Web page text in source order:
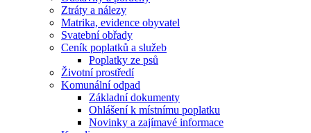
Ztráty a nálezy
Matrika, evidence obyvatel
Svatební obřady
Ceník poplatků a služeb
Poplatky ze psů
Životní prostředí
Komunální odpad
Základní dokumenty
Ohlášení k místnímu poplatku
Novinky a zajímavé informace